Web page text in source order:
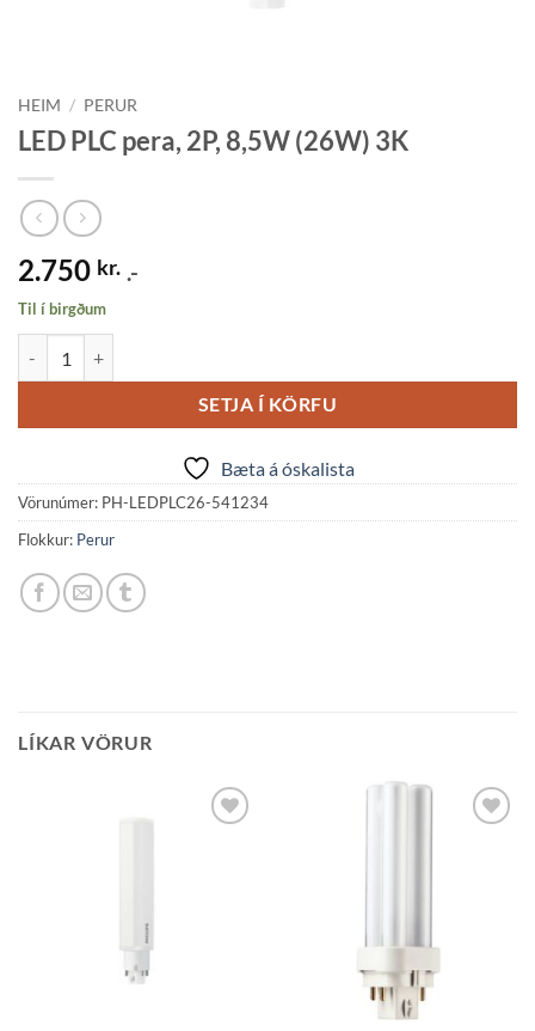
HEIM / PERUR
LED PLC pera, 2P, 8,5W (26W) 3K
2.750 kr. .-
Til í birgðum
SETJA Í KÖRFU
Bæta á óskalista
Vörunúmer: PH-LEDPLC26-541234
Flokkur: Perur
LÍKAR VÖRUR